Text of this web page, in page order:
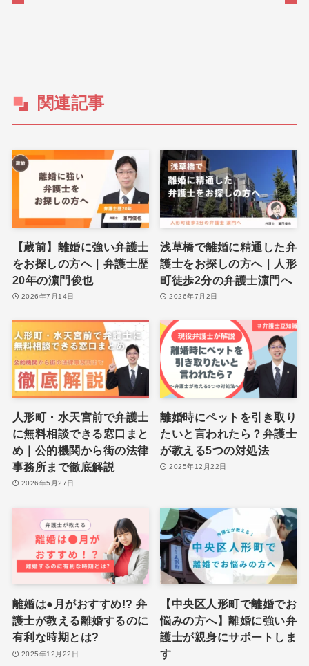
関連記事
【蔵前】離婚に強い弁護士
をお探しの方へ｜弁護士歴
20年の濵門俊也
2026年7月14日
浅草橋で離婚に精通した弁
護士をお探しの方へ｜人形
町徒歩2分の弁護士濵門へ
2026年7月2日
人形町・水天宮前で弁護士
に無料相談できる窓口まと
め｜公的機関から街の法律
事務所まで徹底解説
2026年5月27日
離婚時にペットを引き取り
たいと言われたら？弁護士
が教える5つの対処法
2025年12月22日
離婚は●月がおすすめ!? 弁
護士が教える離婚するのに
有利な時期とは?
2025年12月22日
【中央区人形町で離婚でお
悩みの方へ】離婚に強い弁
護士が親身にサポートしま
す